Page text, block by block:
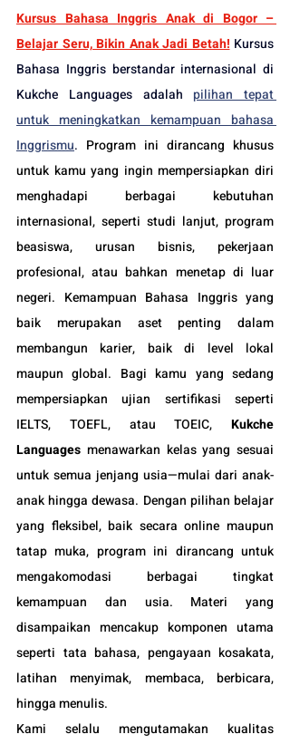
Kursus Bahasa Inggris Anak di Bogor –
Belajar Seru, Bikin Anak Jadi Betah! Kursus
Bahasa Inggris berstandar internasional di
Kukche Languages adalah pilihan tepat
untuk meningkatkan kemampuan bahasa
Inggrismu. Program ini dirancang khusus
untuk kamu yang ingin mempersiapkan diri
menghadapi berbagai kebutuhan
internasional, seperti studi lanjut, program
beasiswa, urusan bisnis, pekerjaan
profesional, atau bahkan menetap di luar
negeri. Kemampuan Bahasa Inggris yang
baik merupakan aset penting dalam
membangun karier, baik di level lokal
maupun global. Bagi kamu yang sedang
mempersiapkan ujian sertifikasi seperti
IELTS, TOEFL, atau TOEIC, Kukche
Languages menawarkan kelas yang sesuai
untuk semua jenjang usia—mulai dari anak-
anak hingga dewasa. Dengan pilihan belajar
yang fleksibel, baik secara online maupun
tatap muka, program ini dirancang untuk
mengakomodasi berbagai tingkat
kemampuan dan usia. Materi yang
disampaikan mencakup komponen utama
seperti tata bahasa, pengayaan kosakata,
latihan menyimak, membaca, berbicara,
hingga menulis.
Kami selalu mengutamakan kualitas